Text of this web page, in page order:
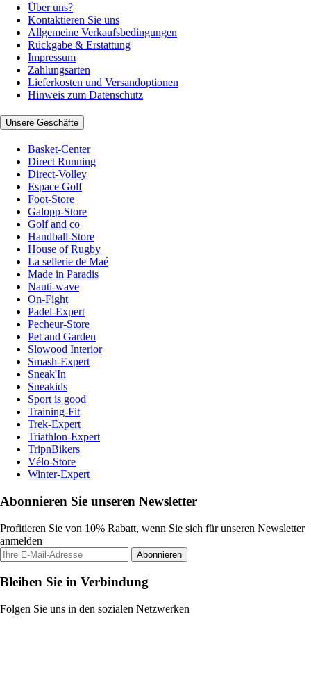
Über uns?
Kontaktieren Sie uns
Allgemeine Verkaufsbedingungen
Rückgabe & Erstattung
Impressum
Zahlungsarten
Lieferkosten und Versandoptionen
Hinweis zum Datenschutz
Unsere Geschäfte
Basket-Center
Direct Running
Direct-Volley
Espace Golf
Foot-Store
Galopp-Store
Golf and co
Handball-Store
House of Rugby
La sellerie de Maé
Made in Paradis
Nauti-wave
On-Fight
Padel-Expert
Pecheur-Store
Pet and Garden
Slowood Interior
Smash-Expert
Sneak'In
Sneakids
Sport is good
Training-Fit
Trek-Expert
Triathlon-Expert
TripnBikers
Vélo-Store
Winter-Expert
Abonnieren Sie unseren Newsletter
Profitieren Sie von 10% Rabatt, wenn Sie sich für unseren Newsletter
anmelden
Abonnieren
Bleiben Sie in Verbindung
Folgen Sie uns in den sozialen Netzwerken